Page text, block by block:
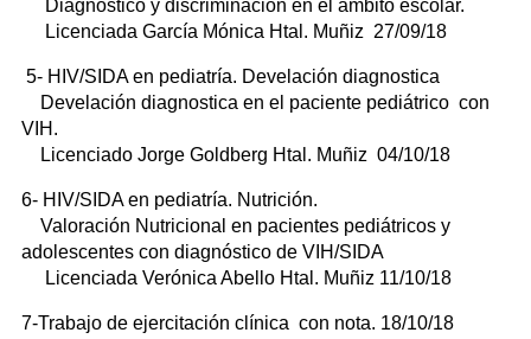
Diagnostico y discriminación en el ámbito escolar.
Licenciada García Mónica Htal. Muñiz 27/09/18
5- HIV/SIDA en pediatría. Develación diagnostica
Develación diagnostica en el paciente pediátrico con
VIH.
Licenciado Jorge Goldberg Htal. Muñiz 04/10/18
6- HIV/SIDA en pediatría. Nutrición.
Valoración Nutricional en pacientes pediátricos y
adolescentes con diagnóstico de VIH/SIDA
Licenciada Verónica Abello Htal. Muñiz 11/10/18
7-Trabajo de ejercitación clínica con nota. 18/10/18